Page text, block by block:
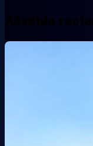
Añadido